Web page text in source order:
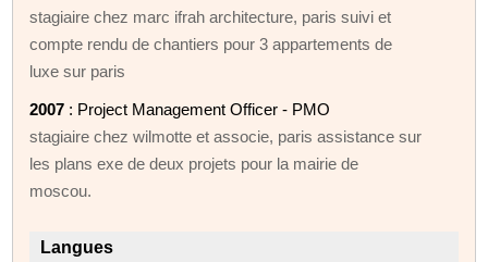
stagiaire chez marc ifrah architecture, paris suivi et
compte rendu de chantiers pour 3 appartements de
luxe sur paris
2007 : Project Management Officer - PMO
stagiaire chez wilmotte et associe, paris assistance sur
les plans exe de deux projets pour la mairie de
moscou.
Langues